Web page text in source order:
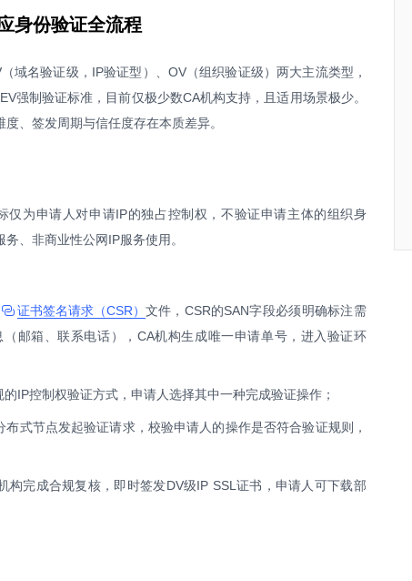
身份验证全流程
域名验证级，IP验证型）、OV（组织验证级）两大主流类型，
强制验证标准，目前仅极少数CA机构支持，且适用场景极少。
、签发周期与信任度存在本质差异。
仅为申请人对申请IP的独占控制权，不验证申请主体的组织身
、非商业性公网IP服务使用。
证书签名请求（CSR） 文件，CSR的SAN字段必须明确标注需
邮箱、联系电话），CA机构生成唯一申请单号，进入验证环
IP控制权验证方式，申请人选择其中一种完成验证操作；
布式节点发起验证请求，校验申请人的操作是否符合验证规则，
构完成合规复核，即时签发DV级IP SSL证书，申请人可下载部